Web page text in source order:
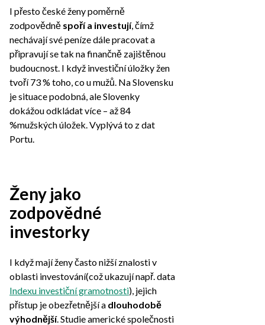
I přesto české ženy poměrně
zodpovědně spoří a investují, čímž
nechávají své peníze dále pracovat a
připravují se tak na finančně zajištěnou
budoucnost. I když investiční úložky žen
tvoří 73 % toho, co u mužů. Na Slovensku
je situace podobná, ale Slovenky
dokážou odkládat více – až 84
%mužských úložek. Vyplývá to z dat
Portu.
Ženy jako
zodpovědné
investorky
I když mají ženy často nižší znalosti v
oblasti investování(což ukazují např. data
Indexu investiční gramotnosti), jejich
přístup je obezřetnější a dlouhodobě
výhodnější. Studie americké společnosti